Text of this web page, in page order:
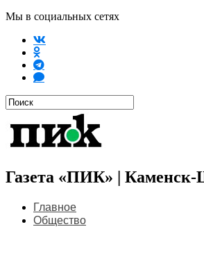
Мы в социальных сетях
Газета «ПИК» |
Главное
Общество